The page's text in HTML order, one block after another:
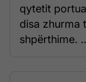
qytetit
disa zhurma
shpërthime. ..